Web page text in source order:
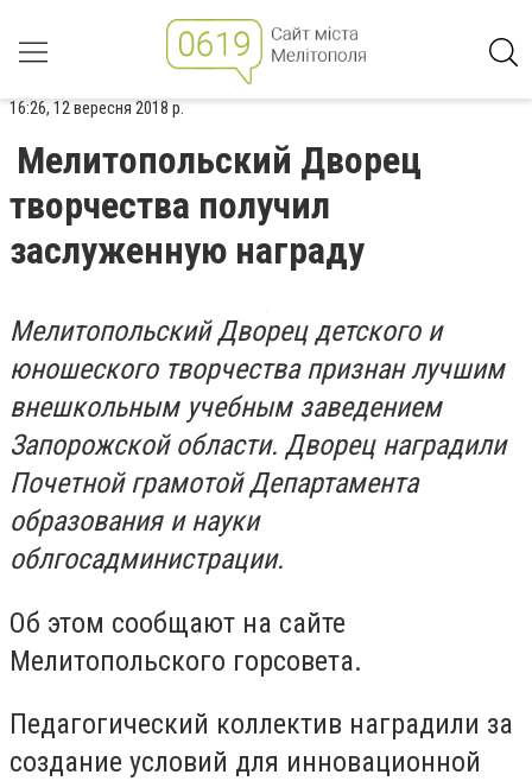
16:26, 12 вересня 2018 р.
Мелитопольский Дворец
творчества получил
заслуженную награду
Мелитопольский Дворец детского и
юношеского творчества признан лучшим
внешкольным учебным заведением
Запорожской области. Дворец наградили
Почетной грамотой Департамента
образования и науки
облгосадминистрации.
Об этом сообщают на сайте
Мелитопольского горсовета.
Педагогический коллектив наградили за
создание условий для инновационной